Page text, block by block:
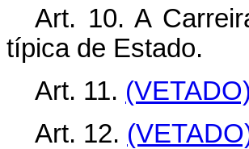
Art. 10. A
típica de Estado.
Art. 11. (VETADO)
Art. 12.